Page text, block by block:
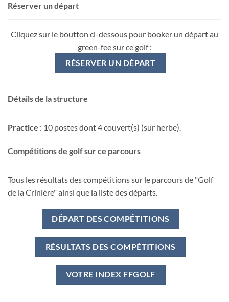
Réserver un départ
Cliquez sur le boutton ci-dessous pour booker un départ au
green-fee sur ce golf :
RÉSERVER UN DÉPART
Détails de la structure
Practice : 10 postes dont 4 couvert(s) (sur herbe).
Compétitions de golf sur ce parcours
Tous les résultats des compétitions sur le parcours de "Golf
de la Crinière" ainsi que la liste des départs.
DÉPART DES COMPÉTITIONS
RÉSULTATS DES COMPÉTITIONS
VOTRE INDEX FFGOLF